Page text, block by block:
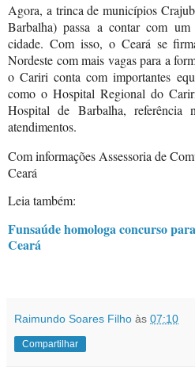
Agora, a trinca de municípios
Barbalha) passa a contar com
cidade. Com isso, o Ceará se
Nordeste com mais vagas para a
o Cariri conta com importantes
como o Hospital Regional do
Hospital de Barbalha,
atendimentos.
Com informações Assessoria de
Ceará
Leia também:
Funsaúde homologa concurso
Ceará
Raimundo Soares Filho às 07:10
Compartilhar